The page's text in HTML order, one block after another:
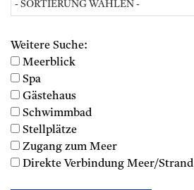
Weitere Suche:
Meerblick
Spa
Gästehaus
Schwimmbad
Stellplätze
Zugang zum Meer
Direkte Verbindung Meer/Strand